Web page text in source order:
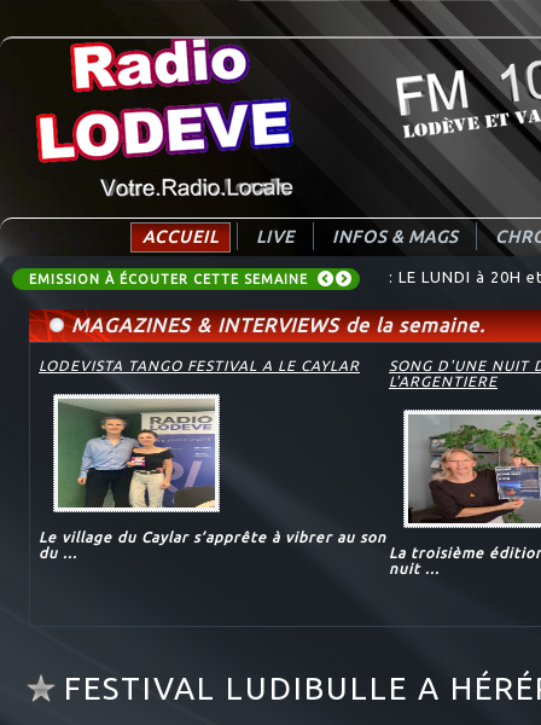
ACCUEIL LIVE INFOS & MAGS
EMISSION À ÉCOUTER CETTE SEMAINE : LE LUNDI à 20H
: Destination
MAGAZINES & INTERVIEWS de la semaine.
LODEVISTA TANGO FESTIVAL A LE CAYLAR
Le village du Caylar s’apprête à vibrer au son
du ...
SONG D'UNE NUIT
L'ARGENTIERE
La troisième
nuit ...
FESTIVAL LUDIBULLE A